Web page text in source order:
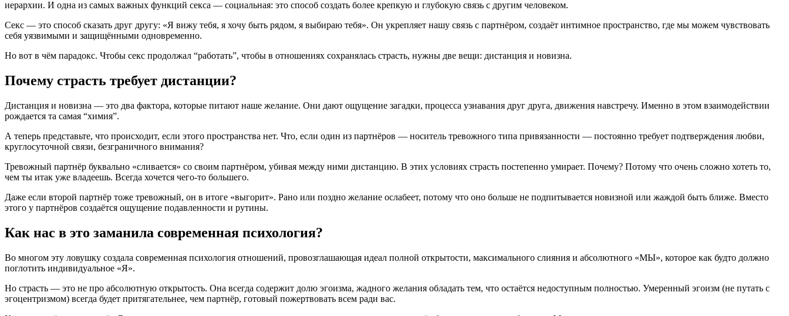
иерархии. И одна из самых важных функций секса — социальная: это способ создать более крепкую и глубокую связь с другим человеком.
Секс — это способ сказать друг другу: «Я вижу тебя, я хочу быть рядом, я выбираю тебя». Он укрепляет нашу связь с партнёром, создаёт интимное пространство, где мы можем чувствовать
себя уязвимыми и защищёнными одновременно.
Но вот в чём парадокс. Чтобы секс продолжал “работать”, чтобы в отношениях сохранялась страсть, нужны две вещи: дистанция и новизна.
Почему страсть требует дистанции?
Дистанция и новизна — это два фактора, которые питают наше желание. Они дают ощущение загадки, процесса узнавания друг друга, движения навстречу. Именно в этом взаимодействии
рождается та самая “химия”.
А теперь представьте, что происходит, если этого пространства нет. Что, если один из партнёров — носитель тревожного типа привязанности — постоянно требует подтверждения любви,
круглосуточной связи, безграничного внимания?
Тревожный партнёр буквально «сливается» со своим партнёром, убивая между ними дистанцию. В этих условиях страсть постепенно умирает. Почему? Потому что очень сложно хотеть то,
чем ты итак уже владеешь. Всегда хочется чего-то большего.
Даже если второй партнёр тоже тревожный, он в итоге «выгорит». Рано или поздно желание ослабеет, потому что оно больше не подпитывается новизной или жаждой быть ближе. Вместо
этого у партнёров создаётся ощущение подавленности и рутины.
Как нас в это заманила современная психология?
Во многом эту ловушку создала современная психология отношений, провозглашающая идеал полной открытости, максимального слияния и абсолютного «МЫ», которое как будто должно
поглотить индивидуальное «Я».
Но страсть — это не про абсолютную открытость. Она всегда содержит долю эгоизма, жадного желания обладать тем, что остаётся недоступным полностью. Умеренный эгоизм (не путать с
эгоцентризмом) всегда будет притягательнее, чем партнёр, готовый пожертвовать всем ради вас.